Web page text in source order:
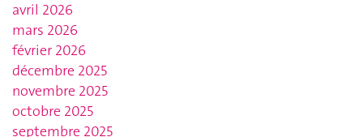
avril 2026
mars 2026
février 2026
décembre 2025
novembre 2025
octobre 2025
septembre 2025